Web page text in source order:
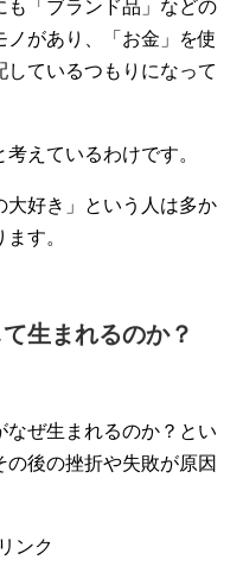
も「ブランド品」などの
があり、「お金」を使
しているつもりになって
えているわけです。
大好き」という人は多か
す。
生まれるのか？
なぜ生まれるのか？とい
後の挫折や失敗が原因
ンク